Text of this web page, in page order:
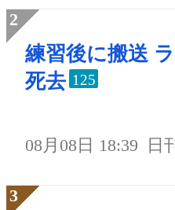
練習後に搬送
死去 125
08月08日 18:39 日